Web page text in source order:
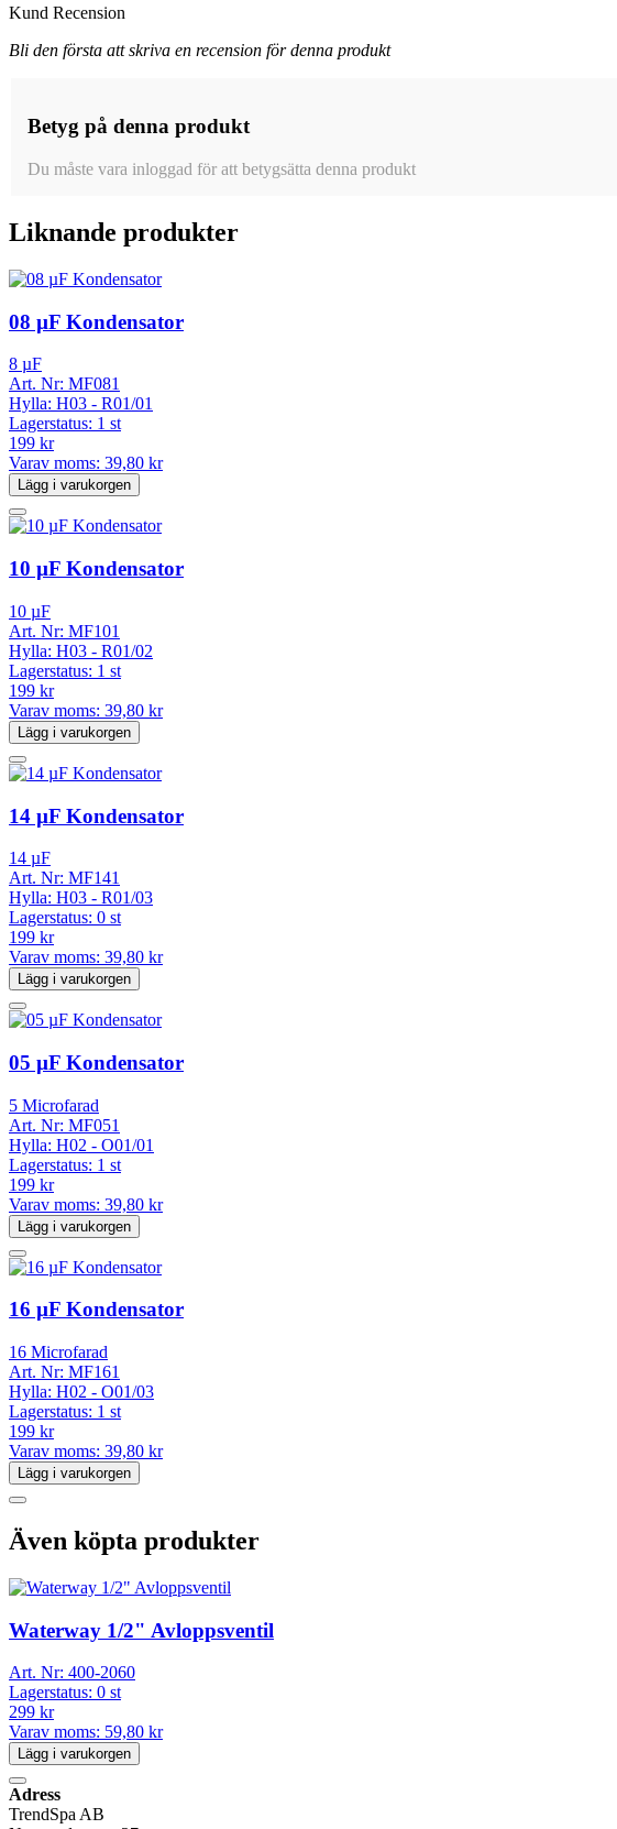
Kund Recension
Bli den första att skriva en recension för denna produkt
Betyg på denna produkt
Du måste vara inloggad för att betygsätta denna produkt
Liknande produkter
08 µF Kondensator
8 µF
Art. Nr: MF081
Hylla: H03 - R01/01
Lagerstatus: 1 st
199 kr
Varav moms: 39,80 kr
Lägg i varukorgen
10 µF Kondensator
10 µF
Art. Nr: MF101
Hylla: H03 - R01/02
Lagerstatus: 1 st
199 kr
Varav moms: 39,80 kr
Lägg i varukorgen
14 µF Kondensator
14 µF
Art. Nr: MF141
Hylla: H03 - R01/03
Lagerstatus: 0 st
199 kr
Varav moms: 39,80 kr
Lägg i varukorgen
05 µF Kondensator
5 Microfarad
Art. Nr: MF051
Hylla: H02 - O01/01
Lagerstatus: 1 st
199 kr
Varav moms: 39,80 kr
Lägg i varukorgen
16 µF Kondensator
16 Microfarad
Art. Nr: MF161
Hylla: H02 - O01/03
Lagerstatus: 1 st
199 kr
Varav moms: 39,80 kr
Lägg i varukorgen
Även köpta produkter
Waterway 1/2" Avloppsventil
Art. Nr: 400-2060
Lagerstatus: 0 st
299 kr
Varav moms: 59,80 kr
Lägg i varukorgen
Adress
TrendSpa AB